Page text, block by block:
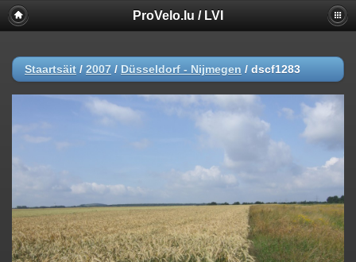
ProVelo.lu / LVI
Staartsäit / 2007 / Düsseldorf - Nijmegen / dscf1283